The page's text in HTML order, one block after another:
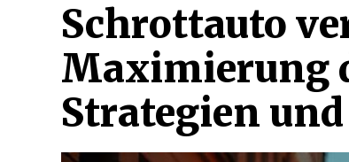
Schrottauto
Maximierung
Strategien